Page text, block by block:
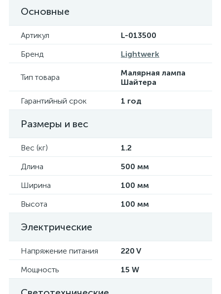
Основные
Артикул
L-013500
Бренд
Lightwerk
Тип товара
Малярная лампа
Шайтера
Гарантийный срок
1 год
Размеры и вес
Вес (кг)
1.2
Длина
500 мм
Ширина
100 мм
Высота
100 мм
Электрические
Напряжение питания
220 V
Мощность
15 W